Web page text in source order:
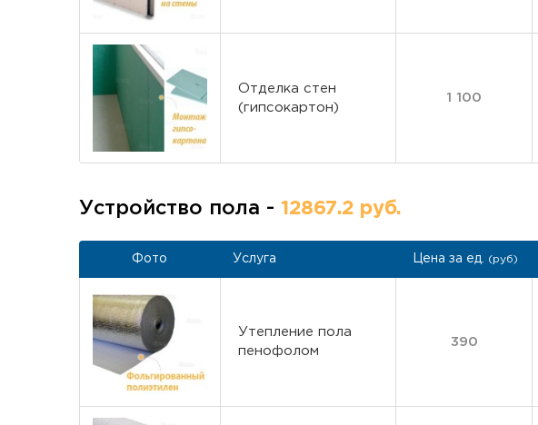
Отделка стен
(гипсокартон)
1 100
Устройство пола - 12867.2 руб.
Фото Услуга Цена за ед. (руб)
Утепление пола
пенофолом
390